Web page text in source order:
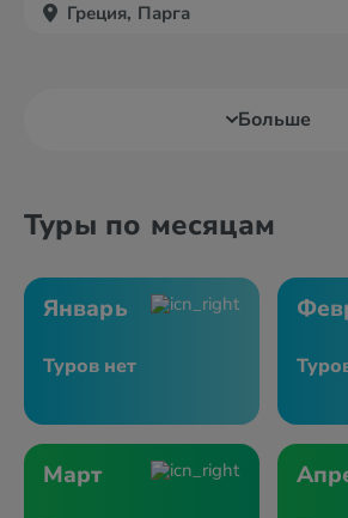
Греция, Парга
Больше
Туры по месяцам
Январь
Туров нет
Март